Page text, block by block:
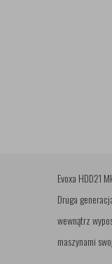
Evoxa HDD21
Druga
wewnątrz
maszynami